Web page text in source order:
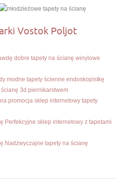
Vostok Poljot
dobre tapety na ścianę winylowe
modne tapety ścienne endoskopistkę
3d piernikarstwem
promocja sklep internetowy tapety
Perfekcyjne sklep internetowy z tapetami
Nadzwyczajne tapety na ścianę